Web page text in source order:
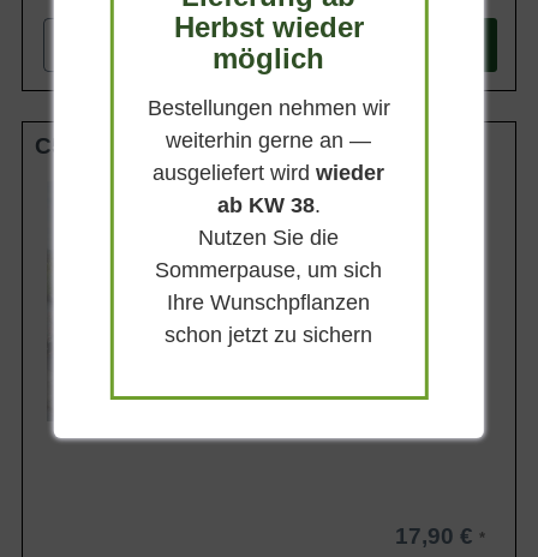
+ In den
C5
40 - 80 cm
Belaubung
Blüte
Violettblau
Blütezeit
Lieferbar
17,90 €
Herbst wieder
möglich
Bestellungen nehmen wir
weiterhin gerne an —
ausgeliefert wirdwieder
ab KW 38.
Nutzen Sie die
Sommerpause, um sich
Ihre Wunschpflanzen
schon jetzt zu sichern